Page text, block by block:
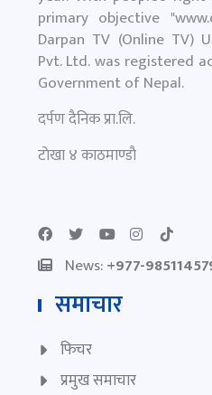
primary objective "
Darpan TV (Online TV)
Pvt. Ltd. was registered
Government of Nepal.
दर्पण दैनिक प्रा.लि.
टाेखा ४ काठमाण्डाै
News:+977-
समाचार
फिचर
प्रमुख समाचार